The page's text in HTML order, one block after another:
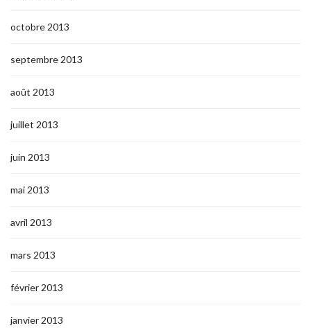
octobre 2013
septembre 2013
août 2013
juillet 2013
juin 2013
mai 2013
avril 2013
mars 2013
février 2013
janvier 2013